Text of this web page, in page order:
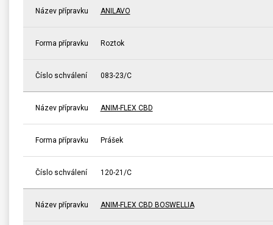
Název přípravku ANILAVO
Forma přípravku Roztok
Číslo schválení 083-23/C
Název přípravku ANIM-FLEX CBD
Forma přípravku Prášek
Číslo schválení 120-21/C
Název přípravku ANIM-FLEX CBD BOSWELLIA